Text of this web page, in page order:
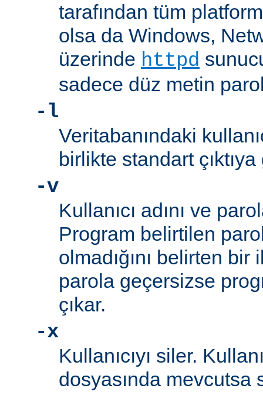
tarafından tüm
olsa da Windows,
üzerinde httpd
sadece düz metin
-l
Veritabanındaki
birlikte standart
-v
Kullanıcı adını ve
Program belirtilen
olmadığını belirten
parola geçersizse
çıkar.
-x
Kullanıcıyı siler.
dosyasında mevcutsa